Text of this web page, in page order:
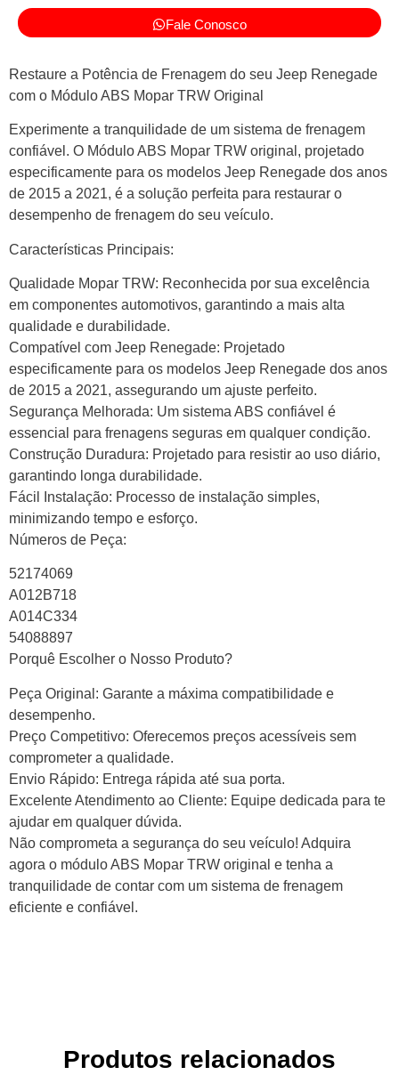
Fale Conosco
Restaure a Potência de Frenagem do seu Jeep Renegade
com o Módulo ABS Mopar TRW Original
Experimente a tranquilidade de um sistema de frenagem
confiável. O Módulo ABS Mopar TRW original, projetado
especificamente para os modelos Jeep Renegade dos anos
de 2015 a 2021, é a solução perfeita para restaurar o
desempenho de frenagem do seu veículo.
Características Principais:
Qualidade Mopar TRW: Reconhecida por sua excelência
em componentes automotivos, garantindo a mais alta
qualidade e durabilidade.
Compatível com Jeep Renegade: Projetado
especificamente para os modelos Jeep Renegade dos anos
de 2015 a 2021, assegurando um ajuste perfeito.
Segurança Melhorada: Um sistema ABS confiável é
essencial para frenagens seguras em qualquer condição.
Construção Duradura: Projetado para resistir ao uso diário,
garantindo longa durabilidade.
Fácil Instalação: Processo de instalação simples,
minimizando tempo e esforço.
Números de Peça:
52174069
A012B718
A014C334
54088897
Porquê Escolher o Nosso Produto?
Peça Original: Garante a máxima compatibilidade e
desempenho.
Preço Competitivo: Oferecemos preços acessíveis sem
comprometer a qualidade.
Envio Rápido: Entrega rápida até sua porta.
Excelente Atendimento ao Cliente: Equipe dedicada para te
ajudar em qualquer dúvida.
Não comprometa a segurança do seu veículo! Adquira
agora o módulo ABS Mopar TRW original e tenha a
tranquilidade de contar com um sistema de frenagem
eficiente e confiável.
Produtos relacionados